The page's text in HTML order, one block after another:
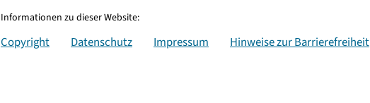
Informationen zu dieser Website:
Copyright Datenschutz Impressum Hinweise zur Barrierefreiheit